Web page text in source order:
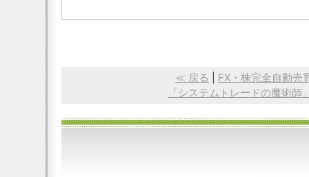
≪ 戻る
FX・株完全自動売
「システムトレードの魔術師